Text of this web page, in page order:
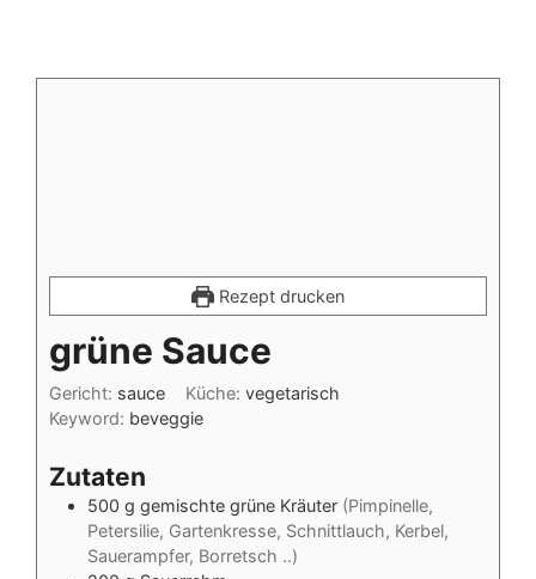
Rezept drucken
grüne Sauce
Gericht: sauce Küche:vegetarisch
Keyword: beveggie
Zutaten
500 g gemischte grüne Kräuter (Pimpinelle,
Petersilie, Gartenkresse, Schnittlauch, Kerbel,
Sauerampfer, Borretsch ..)